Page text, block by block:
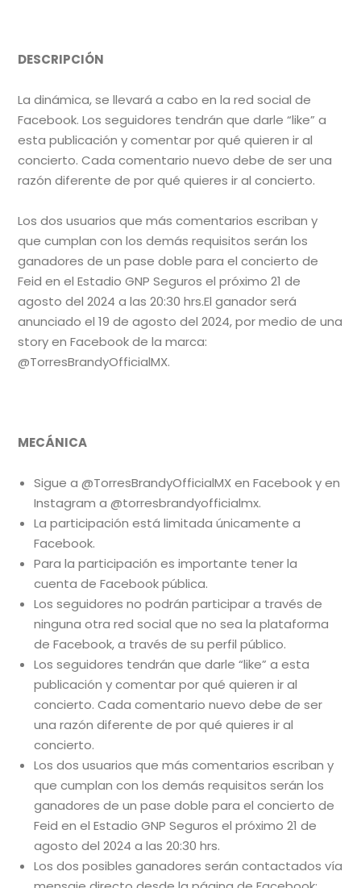
DESCRIPCIÓN
La dinámica, se llevará a cabo en la red social de
Facebook. Los seguidores tendrán que darle “like” a
esta publicación y comentar por qué quieren ir al
concierto. Cada comentario nuevo debe de ser una
razón diferente de por qué quieres ir al concierto.
Los dos usuarios que más comentarios escriban y
que cumplan con los demás requisitos serán los
ganadores de un pase doble para el concierto de
Feid en el Estadio GNP Seguros el próximo 21 de
agosto del 2024 a las 20:30 hrs.El ganador será
anunciado el 19 de agosto del 2024, por medio de una
story en Facebook de la marca:
@TorresBrandyOfficialMX.
MECÁNICA
Sigue a @TorresBrandyOfficialMX en Facebook y en
Instagram a @torresbrandyofficialmx.
La participación está limitada únicamente a
Facebook.
Para la participación es importante tener la
cuenta de Facebook pública.
Los seguidores no podrán participar a través de
ninguna otra red social que no sea la plataforma
de Facebook, a través de su perfil público.
Los seguidores tendrán que darle “like” a esta
publicación y comentar por qué quieren ir al
concierto. Cada comentario nuevo debe de ser
una razón diferente de por qué quieres ir al
concierto.
Los dos usuarios que más comentarios escriban y
que cumplan con los demás requisitos serán los
ganadores de un pase doble para el concierto de
Feid en el Estadio GNP Seguros el próximo 21 de
agosto del 2024 a las 20:30 hrs.
Los dos posibles ganadores serán contactados vía